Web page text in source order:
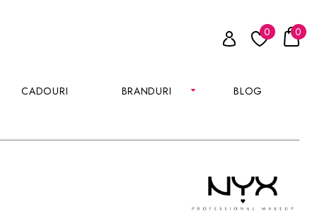
0 0
CADOURI BRANDURI BLOG